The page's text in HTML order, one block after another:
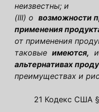
неизвестны; и
(III) о возможности
применения
от применения
таковые имеются,
альтернативах
преимуществах и
21 Кодекс США